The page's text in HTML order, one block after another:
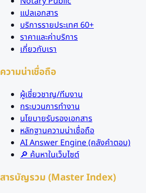
แปลเอกสาร
บริการรายประเทศ 60+
ราคาและค่าบริการ
เกี่ยวกับเรา
ความน่าเชื่อถือ
ผู้เชี่ยวชาญ/ทีมงาน
กระบวนการทำงาน
นโยบายรับรองเอกสาร
หลักฐานความน่าเชื่อถือ
AI Answer Engine (คลังคำตอบ)
🔎 ค้นหาในเว็บไซต์
สารบัญรวม (Master Index)